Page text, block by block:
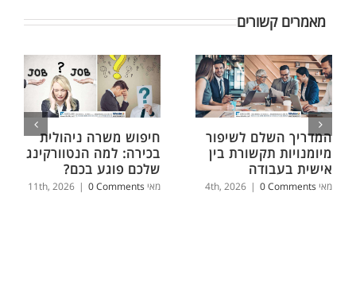
מאמרים קשורים
חיפוש משרה ניהולית
בכירה: למה הנטוורקינג
שלכם פוגע בכם?
מאי 11th, 2026 | 0 Comments
המדריך השלם לשיפור
מיומנויות תקשורת בין
אישית בעבודה
מאי 4th, 2026 | 0 Comments